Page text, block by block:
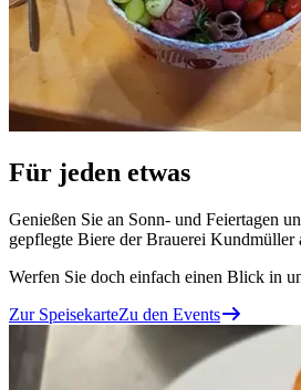
Für jeden etwas
Genießen Sie an Sonn- und Feiertagen
gepflegte Biere der Brauerei Kundmüller
Werfen Sie doch einfach einen Blick in
Zur SpeisekarteZu den Events